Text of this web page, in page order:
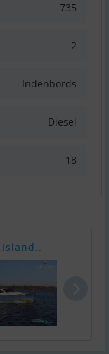
735
2
Indenbords
Diesel
18
Island..